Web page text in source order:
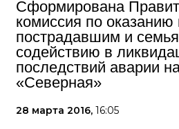
Сформирована
комиссия по
пострадавшим и
содействию в
последствий аварии
«Северная»
28 марта 2016, 16:05